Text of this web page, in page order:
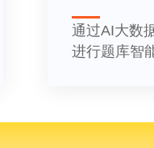
通过AI大数
进行题库智